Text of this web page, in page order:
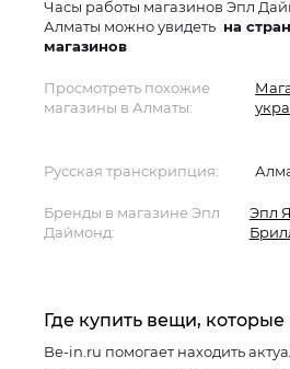
Часы работы магазинов Эпл
Алматы можно увидеть на
магазинов
Просмотреть похожие
магазины в Алматы:
Русская транскрипция:
Бренды в магазине Эпл
Даймонд:
Эпл
Где купить вещи,
Be-in.ru помогает находить